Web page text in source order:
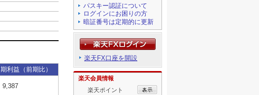
パスキー認証について
ログインにお困りの方
暗証番号は定期的に更新
楽天FX口座を開設
楽天会員情報
楽天ポイント